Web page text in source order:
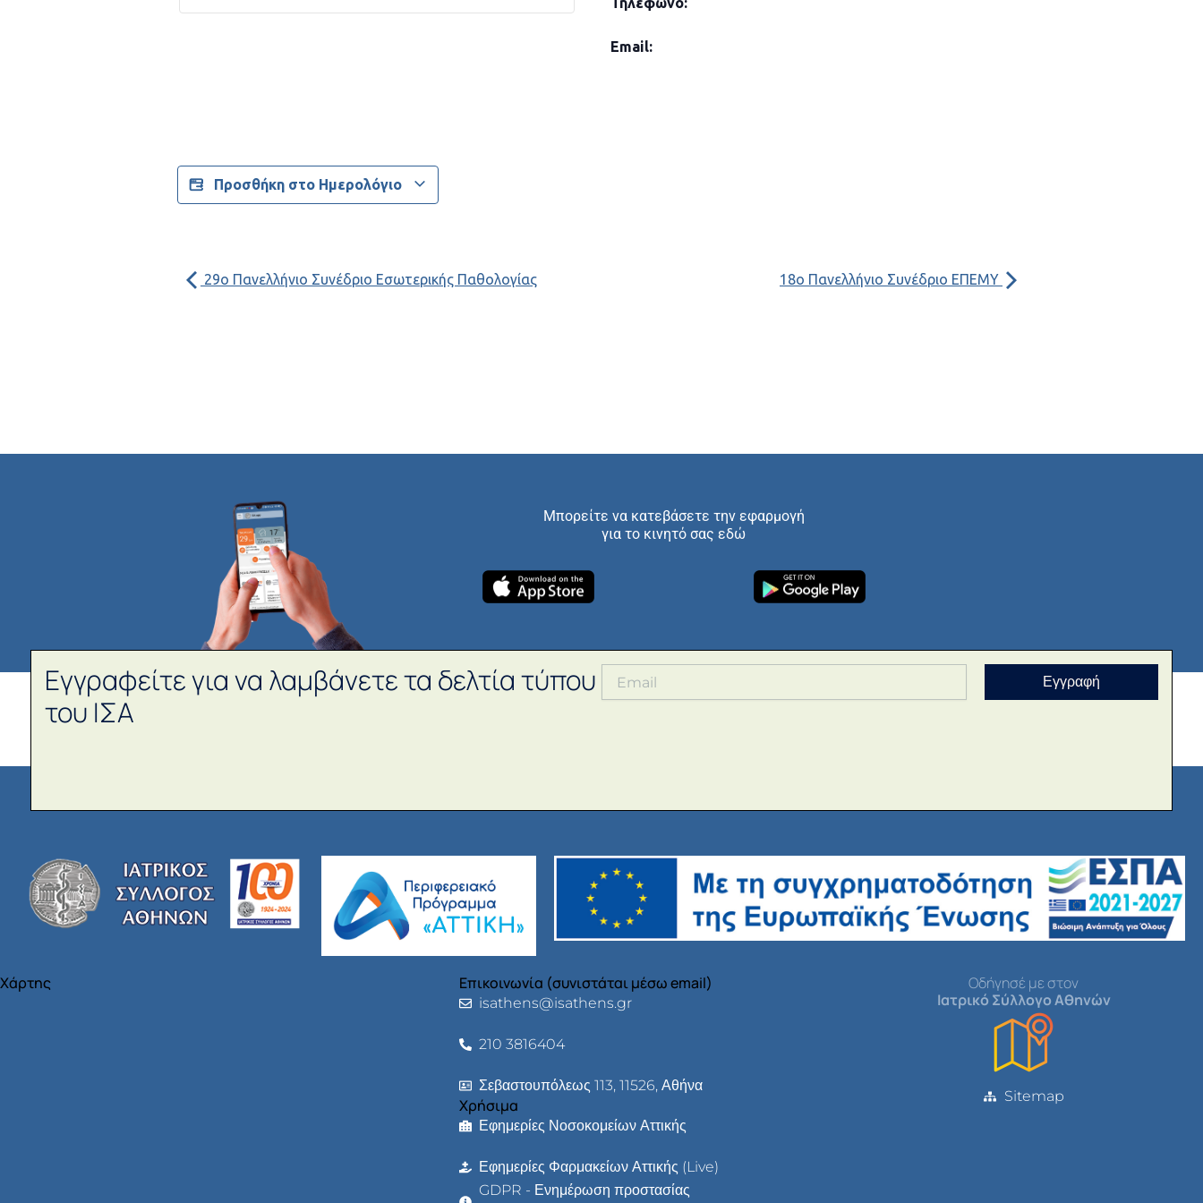
Email:
Προσθήκη στο Ημερολόγιο
29ο Πανελλήνιο Συνέδριο Εσωτερικής Παθολογίας 18ο Πανελλήνιο Συνέδριο ΕΠΕΜΥ
Μπορείτε να κατεβάσετε την εφαρμογή
για το κινητό σας εδώ
Εγγραφείτε για να λαμβάνετε τα δελτία τύπου
του ΙΣΑ
Εγγραφή
Χάρτης Επικοινωνία (συνιστάται μέσω email)
isathens@isathens.gr
210 3816404
Σεβαστουπόλεως 113, 11526, Αθήνα
Χρήσιμα
Εφημερίες Νοσοκομείων Αττικής
Εφημερίες Φαρμακείων Αττικής (Live)
GDPR - Ενημέρωση προστασίας
Οδήγησέ με στον
Ιατρικό Σύλλογο Αθηνών
Sitemap